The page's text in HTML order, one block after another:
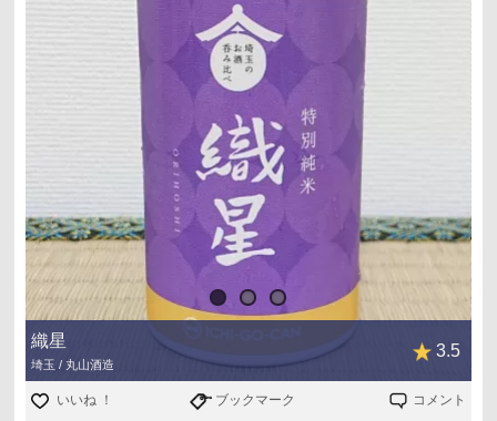
織星
埼玉 / 丸山酒造
3.5
いいね ！ ブックマーク コメント